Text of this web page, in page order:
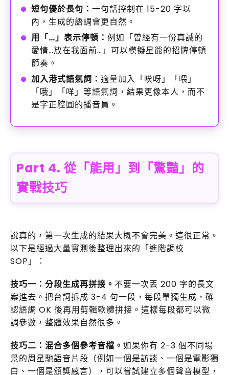
短句優於長句： 一句話控制在 15-20 字以
內，生成的語調會更自然。
用「…」表示停頓： 例如「曾經有一份真誠的
愛情…放在我面前…」可以模擬星爺的招牌停頓
節奏。
加入港式語氣詞： 適量加入「唉呀」「喂」
「哦」「咩」等語氣詞，結果更像本人，而不
是字正腔圓的播音員。
Part 4. 從「能用」到「驚豔」的
實戰技巧
說真的，第一次生成的結果大概不會完美。這很正常。
以下是經過大量實測後整理出來的「進階調校
SOP」：
技巧一：分段生成再拼接。 不要一次丟 200 字的長文
案進去。把台詞拆成 3-4 句一段，每段單獨生成，確
認語調 OK 後再用剪輯軟體拼接。這樣每段都可以微
調參數，整體效果自然很多。
技巧二：混合多個參考音檔。 如果你有 2-3 個不同場
景的周星馳語音片段（例如一個是訪談、一個是電影獨
白、一個是頒獎感言），可以嘗試建立多個聲音模型，